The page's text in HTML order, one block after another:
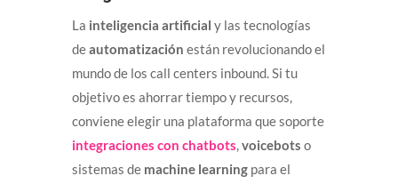
La inteligencia artificial y las tecnologías
deautomatización están revolucionando el
mundo de los call centers inbound. Si tu
objetivo es ahorrar tiempo y recursos,
conviene elegir una plataforma que soporte
integraciones con chatbots,voicebots o
sistemas de machine learningpara el